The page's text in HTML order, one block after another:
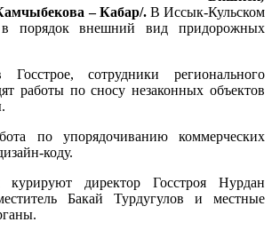
– Кабар/.В Иссык-Кульском
в порядок внешний вид придорожных
сотрудники регионального
работы по сносу незаконных объектов
по упорядочиванию коммерческих
коду.
директор Госстроя Нурдан
Бакай Турдугулов и местные